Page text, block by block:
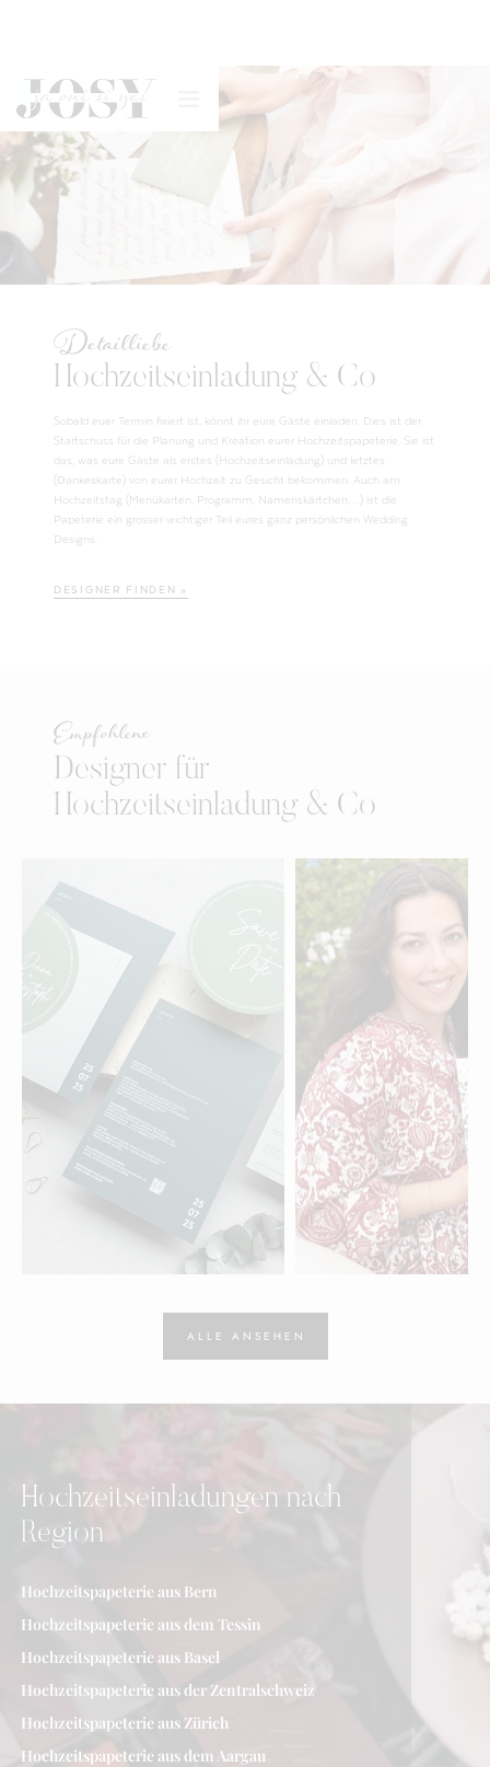
Detailliebe
Hochzeitseinladung & Co
Sobald euer Termin fixiert ist, könnt ihr eure Gäste einladen. Dies ist der
Startschuss für die Planung und Kreation eurer Hochzeitspapeterie. Sie ist
das, was eure Gäste als erstes (Hochzeitseinladung) und letztes
(Dankeskarte) von eurer Hochzeit zu Gesicht bekommen. Auch am
Hochzeitstag (Menükarten, Programm, Namenskärtchen, ...) ist die
Papeterie ein grosser wichtiger Teil eures ganz persönlichen Wedding
Designs.
DESIGNER FINDEN »
Empfohlene
Designer für
Hochzeitseinladung & Co
Hochzeitspapeterie aus
Weddi Paper
Unterseen
ALLE ANSEHEN
Hochzeitseinladungen nach
Region
Hochzeitspapeterie aus Bern
Hochzeitspapeterie aus dem Tessin
Hochzeitspapeterie aus Basel
Hochzeitspapeterie aus der Zentralschweiz
Hochzeitspapeterie aus Zürich
Hochzeitspapeterie aus dem Aargau